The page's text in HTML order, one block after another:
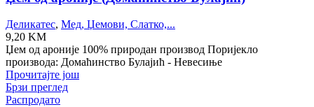
Деликатес, Мед, Џемови, Слатко,...
9,20 KM
Џем од ароније 100% природан производ Поријекло
производа: Домаћинство Булајић - Невесиње
Прочитајте још
Брзи преглед
Распродато